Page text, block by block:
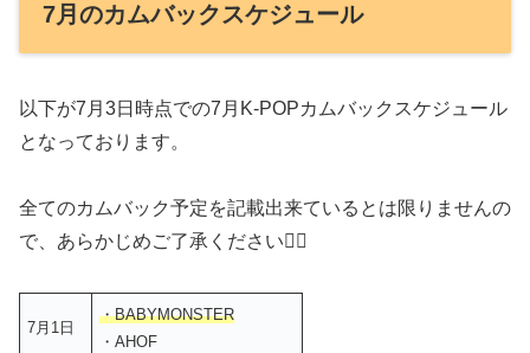
7月のカムバックスケジュール
以下が7月3日時点での7月K-POPカムバックスケジュール
となっております。
全てのカムバック予定を記載出来ているとは限りませんの
で、あらかじめご了承ください🙇‍♂️
7月1日
・BABYMONSTER
・AHOF